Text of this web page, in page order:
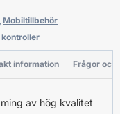
, Mobiltillbehör
kontroller
information Frågor och
av hög kvalitet